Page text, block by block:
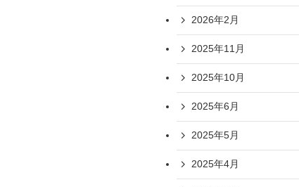
2026年2月
2025年11月
2025年10月
2025年6月
2025年5月
2025年4月